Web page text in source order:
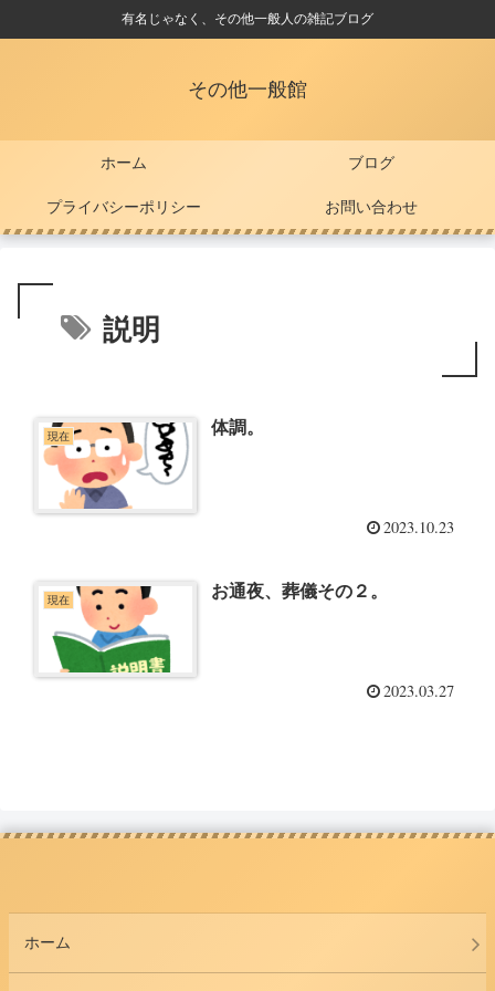
有名じゃなく、その他一般人の雑記ブログ
その他一般館
ホーム ブログ
プライバシーポリシー お問い合わせ
説明
現在 体調。
2023.10.23
現在 お通夜、葬儀その２。
2023.03.27
ホーム